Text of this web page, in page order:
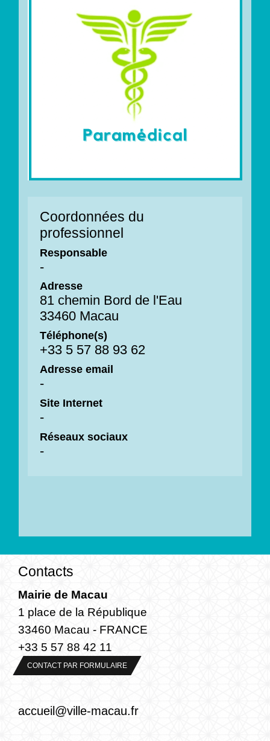
Coordonnées du
professionnel
Responsable
-
Adresse
81 chemin Bord de l'Eau
33460 Macau
Téléphone(s)
+33 5 57 88 93 62
Adresse email
-
Site Internet
-
Réseaux sociaux
-
Contacts
Mairie de Macau
1 place de la République
33460 Macau - FRANCE
+33 5 57 88 42 11
CONTACT PAR FORMULAIRE
accueil@ville-macau.fr